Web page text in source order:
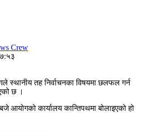
Crew
स्थानीय तह निर्वाचनका विषयमा छलफल गर्न
छ ।
आयोगको कार्यालय कान्तिपथमा बोलाइएको हो